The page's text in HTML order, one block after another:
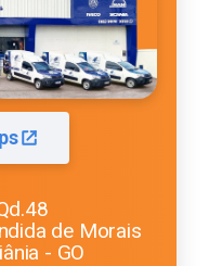
de Morais
- GO